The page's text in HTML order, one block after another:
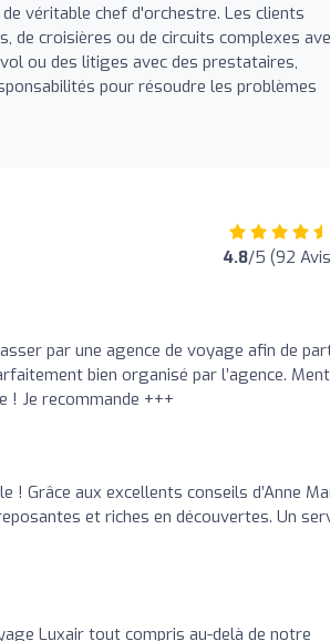
véritable chef d'orchestre. Les clients
croisières ou de circuits complexes
ou des litiges avec des prestataires,
pour résoudre les problèmes
4.8/5 (92
par une agence de voyage afin de
bien organisé par l’agence.
! Je recommande +++
! Grâce aux excellents conseils d’Anne
et riches en découvertes. Un
Luxair tout compris au-delà de notre